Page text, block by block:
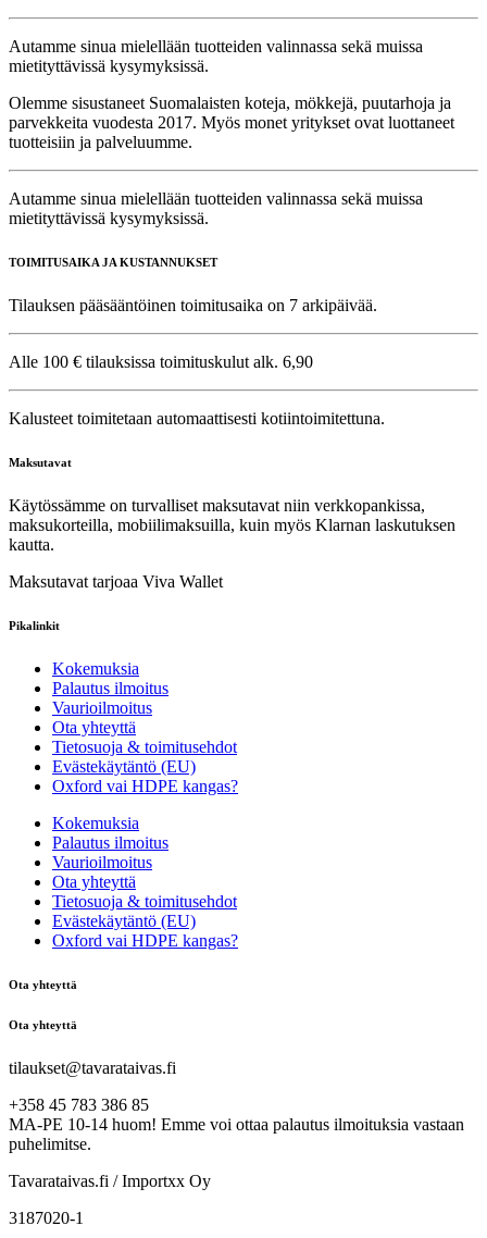
Autamme sinua mielellään tuotteiden valinnassa sekä muissa
mietityttävissä kysymyksissä.
Olemme sisustaneet Suomalaisten koteja, mökkejä, puutarhoja ja
parvekkeita vuodesta 2017. Myös monet yritykset ovat luottaneet
tuotteisiin ja palveluumme.
Autamme sinua mielellään tuotteiden valinnassa sekä muissa
mietityttävissä kysymyksissä.
TOIMITUSAIKA JA KUSTANNUKSET
Tilauksen pääsääntöinen toimitusaika on 7 arkipäivää.
Alle 100 € tilauksissa toimituskulut alk. 6,90
Kalusteet toimitetaan automaattisesti kotiintoimitettuna.
Maksutavat
Käytössämme on turvalliset maksutavat niin verkkopankissa,
maksukorteilla, mobiilimaksuilla, kuin myös Klarnan laskutuksen
kautta.
Maksutavat tarjoaa Viva Wallet
Pikalinkit
Kokemuksia
Palautus ilmoitus
Vaurioilmoitus
Ota yhteyttä
Tietosuoja & toimitusehdot
Evästekäytäntö (EU)
Oxford vai HDPE kangas?
Kokemuksia
Palautus ilmoitus
Vaurioilmoitus
Ota yhteyttä
Tietosuoja & toimitusehdot
Evästekäytäntö (EU)
Oxford vai HDPE kangas?
Ota yhteyttä
Ota yhteyttä
tilaukset@tavarataivas.fi
+358 45 783 386 85
MA-PE 10-14 huom! Emme voi ottaa palautus ilmoituksia vastaan
puhelimitse.
Tavarataivas.fi / Importxx Oy
3187020-1